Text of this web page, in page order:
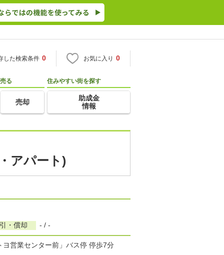
した検索条件 0 お気に入り 0
売る
売却
住みやすい街を探す
助成金
情報
アパート)
・償却 - / -
営業センター前」バス停 停歩7分